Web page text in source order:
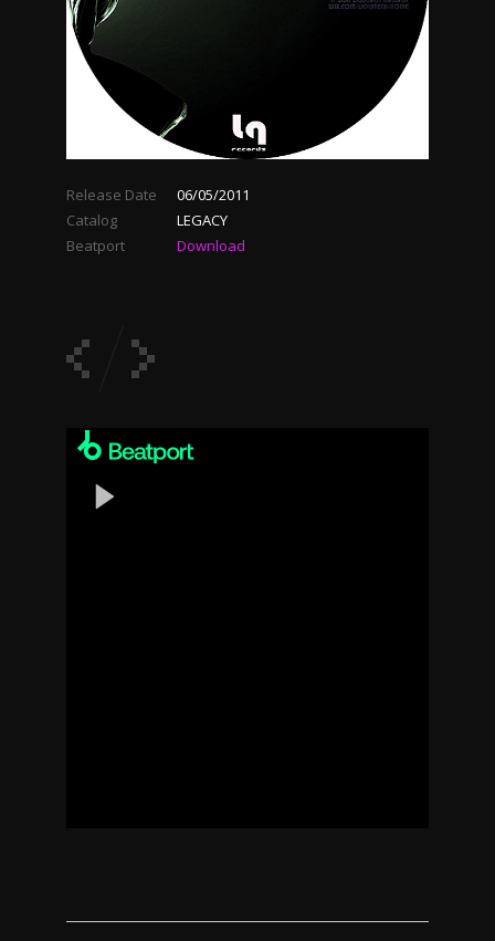
Release Date
06/05/2011
Catalog
LEGACY
Beatport
Download